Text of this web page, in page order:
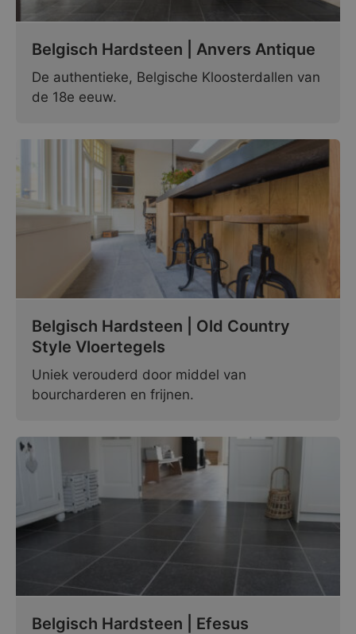
Belgisch Hardsteen | Anvers Antique
De authentieke, Belgische Kloosterdallen van
de 18e eeuw.
Belgisch Hardsteen | Old Country
Style Vloertegels
Uniek verouderd door middel van
bourcharderen en frijnen.
Belgisch Hardsteen | Efesus